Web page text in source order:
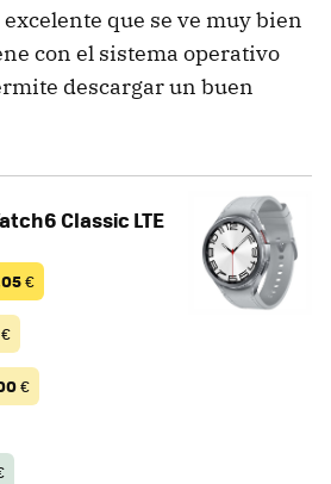
que se ve muy bien
con el sistema operativo
descargar un buen
Classic LTE
€
€
€